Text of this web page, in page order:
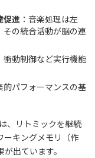
促進 ：音楽処理は左
その統合活動が脳の連
衝動制御など実行機能
的パフォーマンスの基
、リトミックを継続
ーキングメモリ（作
出ています。